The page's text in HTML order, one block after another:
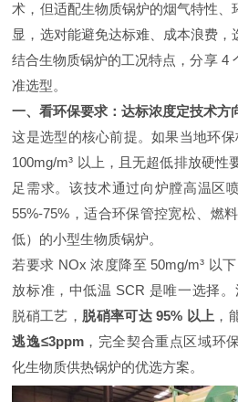
术，但适配生物质锅炉的烟气特性、
显，选对能避免达标难、成本浪费，
结合生物质锅炉的工况特点，分享 4
准选型。
一、看环保要求：达标浓度定技术方
这是选型的核心前提。如果当地环
100mg/m³ 以上，且无超低排放硬性
足需求。该技术通过向炉膛高温区
55%-75%，适合环保管控宽松、燃
低）的小型生物质锅炉。
若要求 NOx 浓度降至 50mg/m³ 以
放标准，中低温 SCR 是唯一选择
脱硝工艺， 脱硝率可达 95% 以上 ，
逃逸≤3ppm，完全契合重点区域环
化生物质供热锅炉的优选方案。